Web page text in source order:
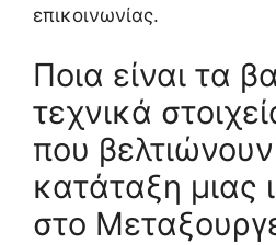
επικοινωνίας.
Ποια είναι τα
τεχνικά
που
κατάταξη μιας
στο